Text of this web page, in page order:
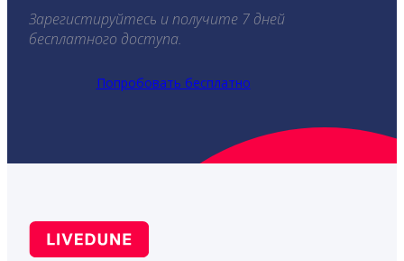
Зарегистируйтесь и получите 7 дней
бесплатного доступа.
Попробовать бесплатно